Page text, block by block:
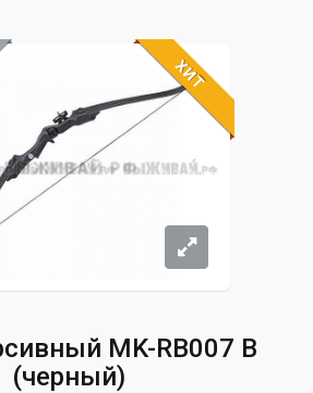
ХИТ
MK-RB007 B
(черный)